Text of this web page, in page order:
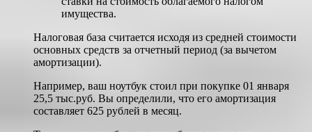
имущества.
Налоговая база считается исходя из средней стоимости
основных средств за отчетный период (за вычетом
амортизации).
Например, ваш ноутбук стоил при покупке 01 января
25,5 тыс.руб. Вы определили, что его амортизация
составляет 625 рублей в месяц.